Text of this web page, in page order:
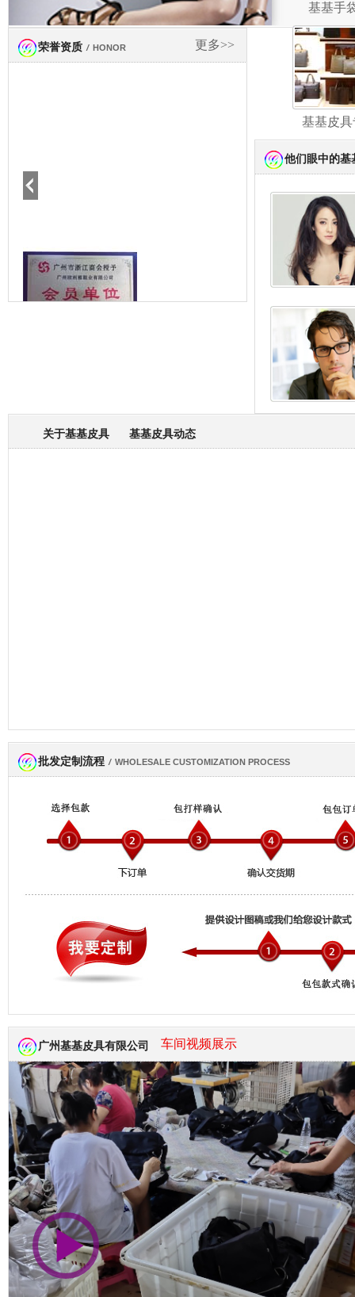
基基手
基基皮
更多>>
荣誉资质 / HONOR
网商会会员
市商会会员单位
他们眼中的基
关于基基皮具 基基皮具动态
批发定制流程 / WHOLESALE CUSTOMIZATION PROCESS
广州基基皮具有限公司 车间视频展示